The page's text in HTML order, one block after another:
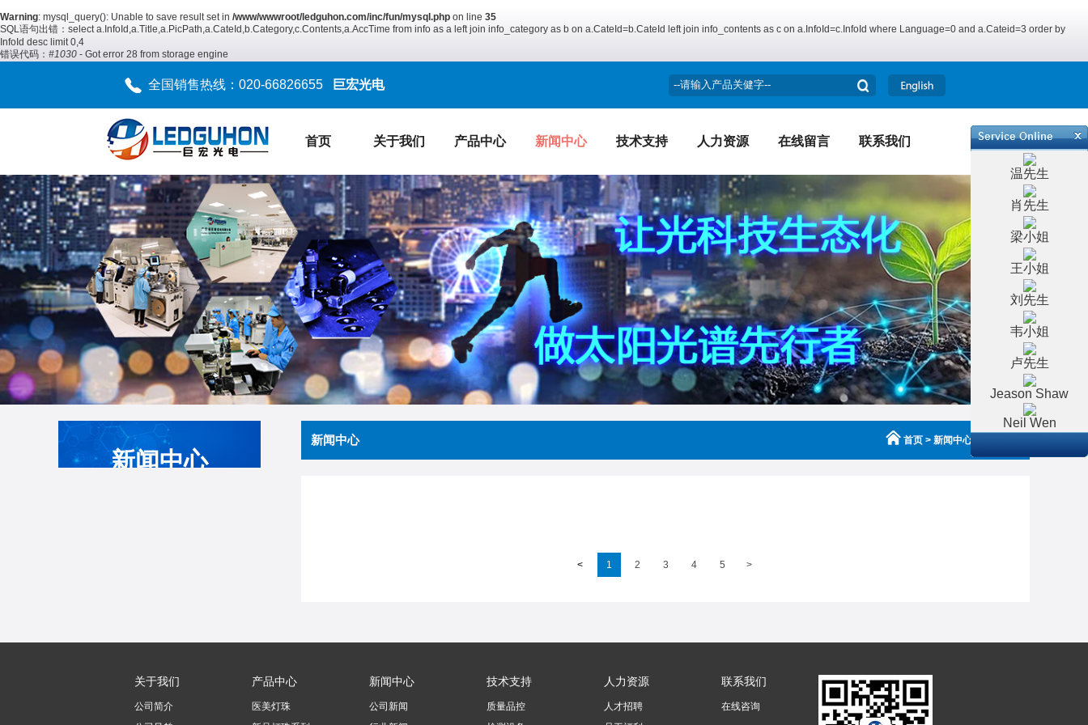
Warning: mysql_query(): Unable to save result set in /www/wwwroot/ledguhon.com/inc/fun/mysql.php on line 35
SQL语句出错：select a.InfoId,a.Title,a.PicPath,a.CateId,b.Category,c.Contents,a.AccTime from info as a left join info_category as b on a.CateId=b.CateId left join info_contents as c on a.InfoId=c.InfoId where Language=0 and a.Cateid=3 order by
InfoId desc limit 0,4
错误代码： #1030 - Got error 28 from storage engine
全国销售热线：020-66826655 巨宏光电
首页 关于我们 产品中心 新闻中心 技术支持 人力资源 在线留言 联系我们
新闻中心
联系我们
新闻中心 首页 > 新闻中心 > 公司新闻
< 1 2 3 4 5 >
关于我们
公司简介
产品中心
医美灯珠
新闻中心
公司新闻
技术支持
质量品控
人力资源
人才招聘
联系我们
在线咨询
温先生
肖先生
梁小姐
王小姐
刘先生
韦小姐
卢先生
Jeason Shaw
Neil Wen